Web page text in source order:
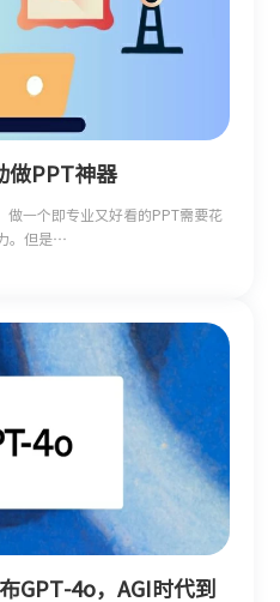
做PPT神器
做一个即专业又好看的PPT需要花
。但是…
GPT-4o，AGI时代到